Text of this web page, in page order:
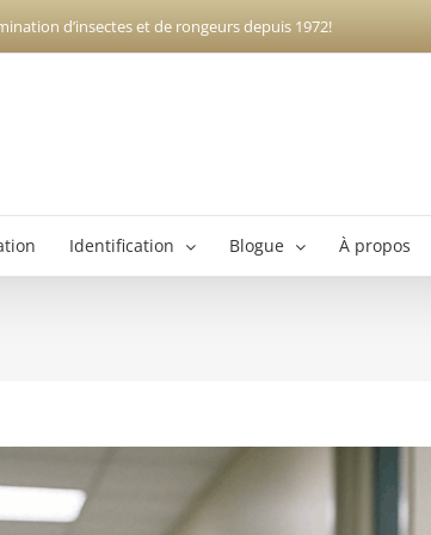
d’insectes et de rongeurs depuis 1972!
Identification Blogue À propos
Exterminateur Varennes